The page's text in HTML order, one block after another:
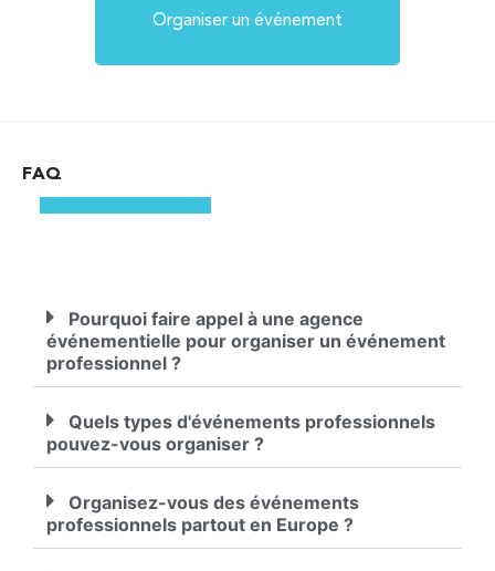
Organiser un événement
FAQ
Pourquoi faire appel à une agence
événementielle pour organiser un événement
professionnel ?
Quels types d'événements professionnels
pouvez-vous organiser ?
Organisez-vous des événements
professionnels partout en Europe ?